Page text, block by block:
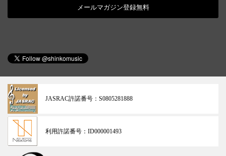
メールマガジン登録無料
JASRAC許諾番号： S0805281888
利用許諾番号： ID000001493